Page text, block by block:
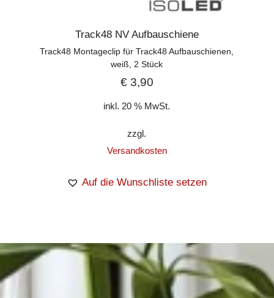
Track48 NV Aufbauschiene
Track48 Montageclip für Track48 Aufbauschienen,
weiß, 2 Stück
€3,90
inkl. 20 % MwSt.
zzgl.
Versandkosten
Auf die Wunschliste setzen